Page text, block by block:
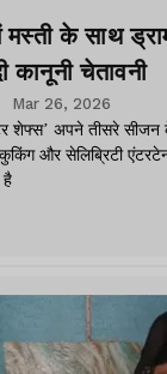
के साथ
चेतावनी
Mar 26, 2026
शेफ्स’ अपने तीसरे सीजन
और सेलिब्रिटी
है